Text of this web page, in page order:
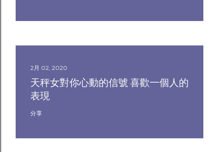
2月 02, 2020
天秤女對你心動的信號 喜歡一個人的
表現
分享